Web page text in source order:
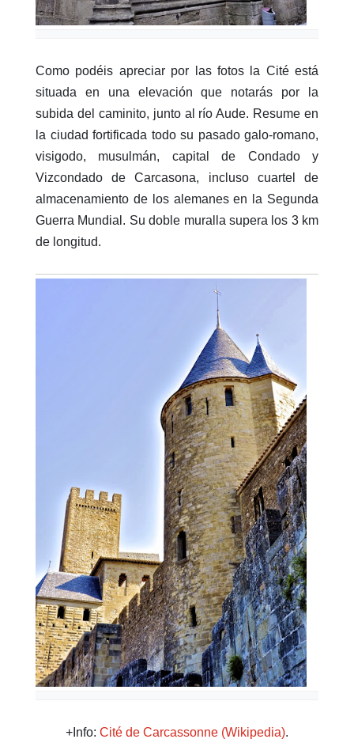
Como podéis apreciar por las fotos la Cité está
situada en una elevación que notarás por la
subida del caminito, junto al río Aude. Resume en
la ciudad fortificada todo su pasado galo-romano,
visigodo, musulmán, capital de Condado y
Vizcondado de Carcasona, incluso cuartel de
almacenamiento de los alemanes en la Segunda
Guerra Mundial. Su doble muralla supera los 3 km
de longitud.
+Info: Cité de Carcassonne (Wikipedia).